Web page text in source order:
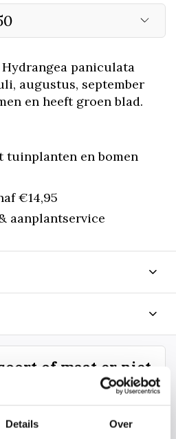
Details Over
paniculata
augustus, september
en heeft groen blad.
tuinplanten en bomen
€14,95
aanplantservice
of maat er niet
ons weten, dan
stamdikte en